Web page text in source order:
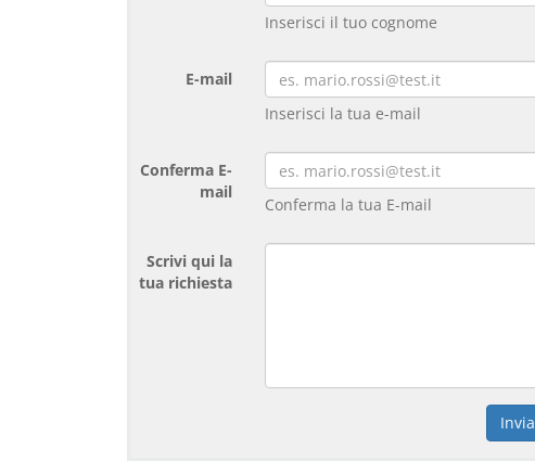
Inserisci il tuo cognome
E-mail
Inserisci la tua e-mail
Conferma E-
mail
Conferma la tua E-mail
Scrivi qui la
tua richiesta
Invia